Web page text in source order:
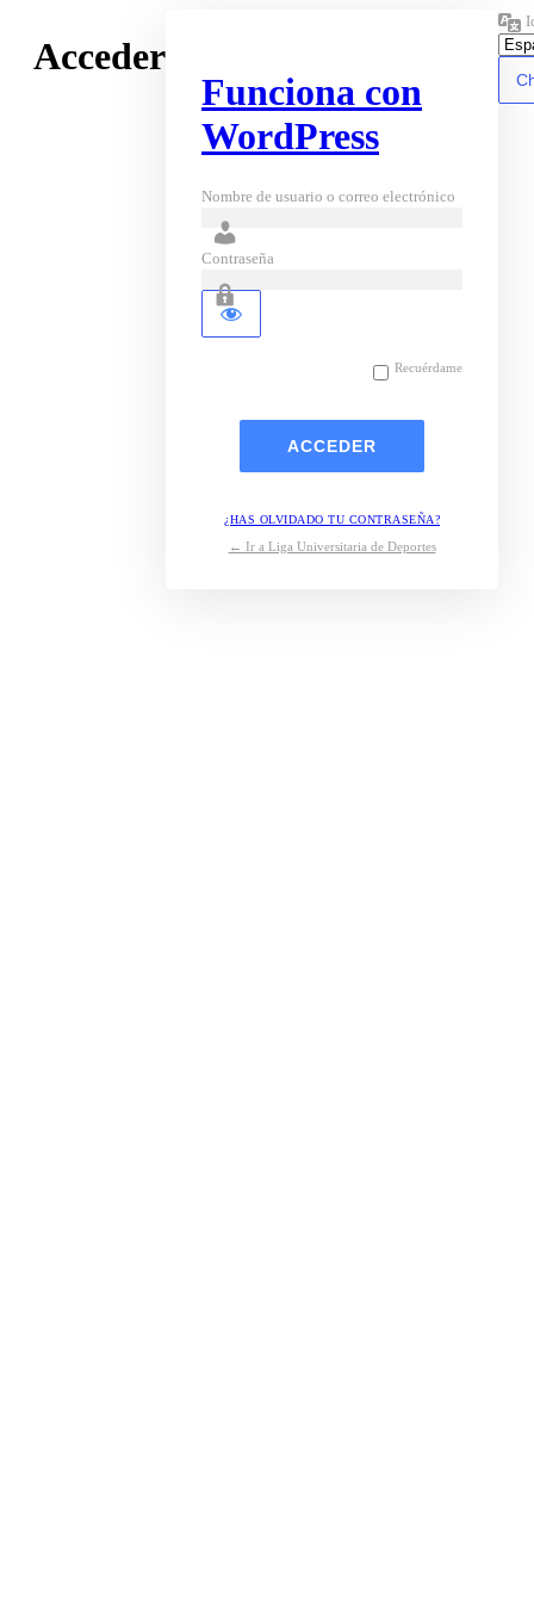
Acceder
Funciona con
WordPress
Nombre de usuario o correo electrónico
Contraseña
Recuérdame
¿HAS OLVIDADO TU CONTRASEÑA?
← Ir a Liga Universitaria de Deportes